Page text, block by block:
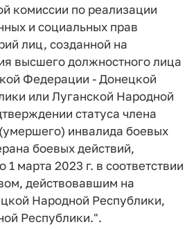
комиссии по реализации
и социальных прав
лиц, созданной на
высшего должностного лица
Федерации - Донецкой
или Луганской Народной
статуса члена
инвалида боевых
боевых действий,
1 марта 2023 г. в соответствии
действовавшим на
Народной Республики,
Республики.".